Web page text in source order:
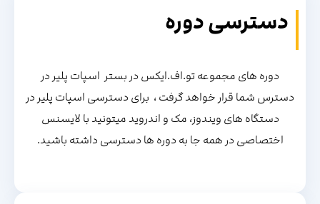
دسترسی دوره
دوره های مجموعه تو.اف.ایکس در بستر اسپات پلیر در
دسترس شما قرار خواهد گرفت ، برای دسترسی اسپات پلیر در
دستگاه های ویندوز، مک و اندروید میتونید با لایسنس
اختصاصی در همه جا به دوره ها دسترسی داشته باشید.